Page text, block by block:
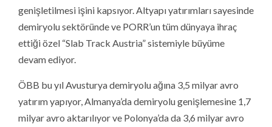
genişletilmesi işini kapsıyor. Altyapı yatırımları sayesinde
demiryolu sektöründe ve PORR’un tüm dünyaya ihraç
ettiği özel “Slab Track Austria” sistemiyle büyüme
devam ediyor.
ÖBB bu yıl Avusturya demiryolu ağına 3,5 milyar avro
yatırım yapıyor, Almanya’da demiryolu genişlemesine 1,7
milyar avro aktarılıyor ve Polonya’da da 3,6 milyar avro